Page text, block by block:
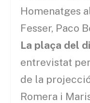
Homenatges
Fesser, Paco
La plaça del
entrevistat
de la
Romera i